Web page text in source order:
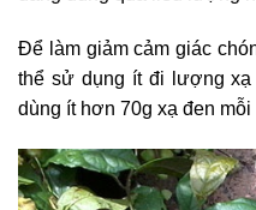
Để làm giảm cảm giác
thể sử dụng ít đi lượng
dùng ít hơn 70g xạ đen mỗi